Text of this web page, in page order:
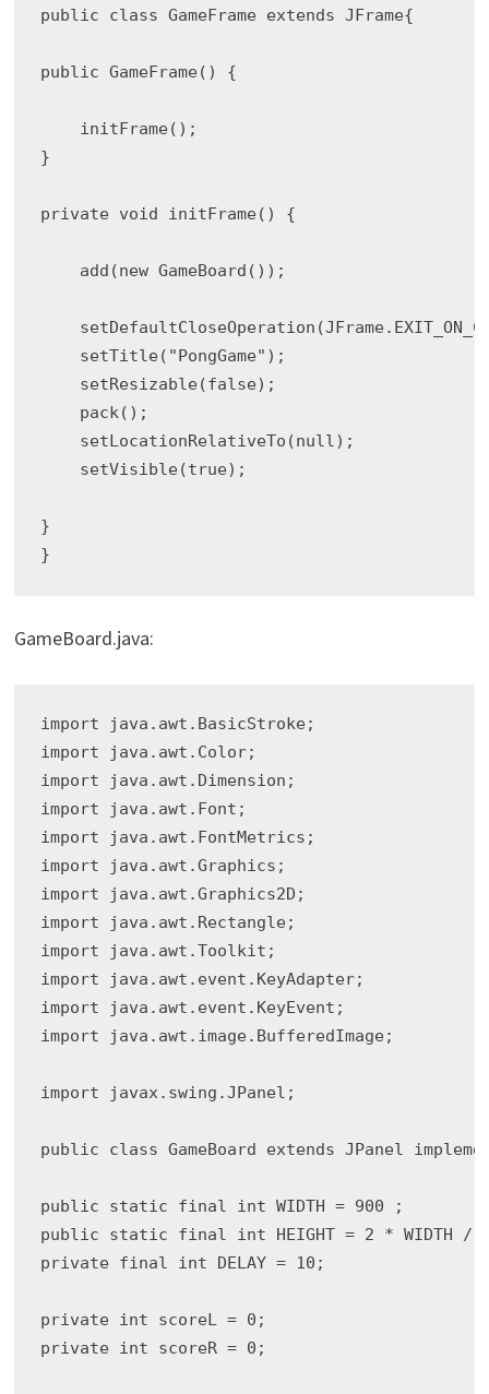
public class GameFrame extends JFrame{
public GameFrame() {
    initFrame();
}
private void initFrame() {
    add(new GameBoard());
    setTitle("PongGame");
    setResizable(false);
    pack();
    setLocationRelativeTo(null);
    setVisible(true);
}
GameBoard.java:
import java.awt.BasicStroke;
import java.awt.Color;
import java.awt.Dimension;
import java.awt.Font;
import java.awt.FontMetrics;
import java.awt.Graphics;
import java.awt.Graphics2D;
import java.awt.Rectangle;
import java.awt.Toolkit;
import java.awt.event.KeyAdapter;
import java.awt.event.KeyEvent;
import java.awt.image.BufferedImage;
import javax.swing.JPanel;
public class GameBoard extends JPanel
public static final int WIDTH = 900 ;
public static final int HEIGHT = 2 * WIDTH
private final int DELAY = 10;
private int scoreL = 0;
private int scoreR = 0;